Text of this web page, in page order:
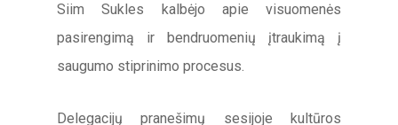
Siim Sukles kalbėjo apie visuomenės
pasirengimą ir bendruomenių įtraukimą į
saugumo stiprinimo procesus.
Delegacijų pranešimų sesijoje kultūros